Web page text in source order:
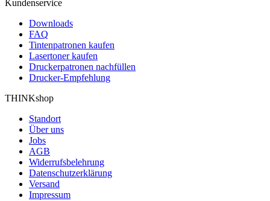
Kundenservice
Downloads
FAQ
Tintenpatronen kaufen
Lasertoner kaufen
Druckerpatronen nachfüllen
Drucker-Empfehlung
THINKshop
Standort
Über uns
Jobs
AGB
Widerrufsbelehrung
Datenschutzerklärung
Versand
Impressum